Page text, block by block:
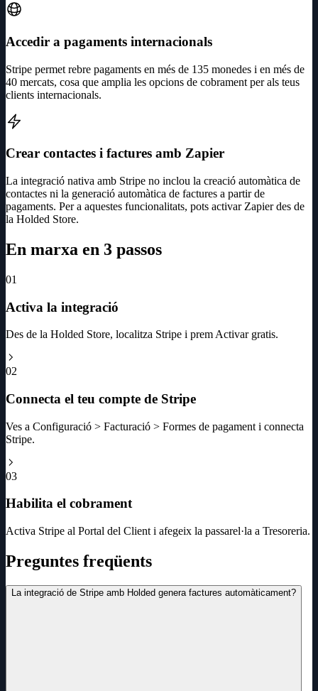
Accedir a pagaments internacionals
Stripe permet rebre pagaments en més de 135 monedes i en més de
40 mercats, cosa que amplia les opcions de cobrament per als teus
clients internacionals.
Crear contactes i factures amb Zapier
La integració nativa amb Stripe no inclou la creació automàtica de
contactes ni la generació automàtica de factures a partir de
pagaments. Per a aquestes funcionalitats, pots activar Zapier des de
la Holded Store.
En marxa en 3 passos
01
Activa la integració
Des de la Holded Store, localitza Stripe i prem Activar gratis.
02
Connecta el teu compte de Stripe
Ves a Configuració > Facturació > Formes de pagament i connecta
Stripe.
03
Habilita el cobrament
Activa Stripe al Portal del Client i afegeix la passarel·la a Tresoreria.
Preguntes freqüents
La integració de Stripe amb Holded genera factures automàticament?